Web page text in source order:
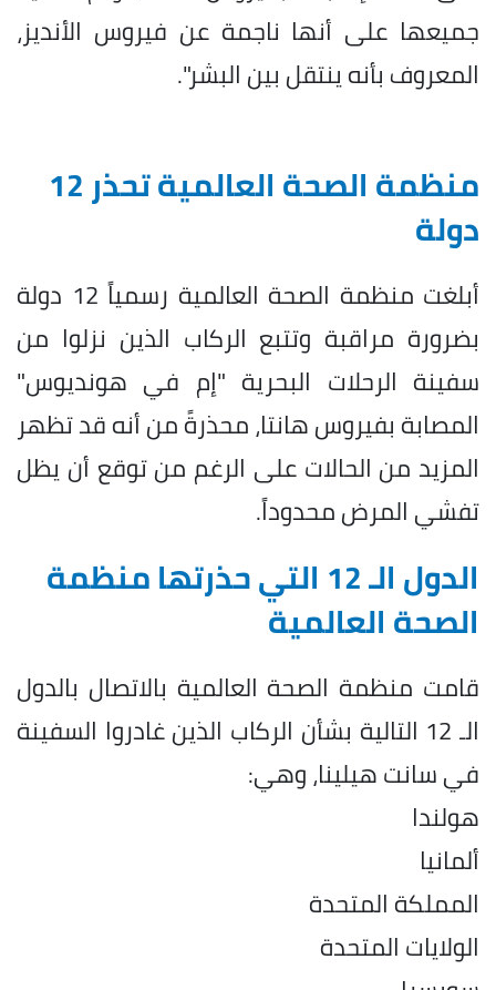
جميعها على أنها ناجمة عن فيروس الأنديز،
المعروف بأنه ينتقل بين البشر".
منظمة الصحة العالمية تحذر 12
دولة
أبلغت منظمة الصحة العالمية رسمياً 12 دولة
بضرورة مراقبة وتتبع الركاب الذين نزلوا من
سفينة الرحلات البحرية "إم في هونديوس"
المصابة بفيروس هانتا، محذرةً من أنه قد تظهر
المزيد من الحالات على الرغم من توقع أن يظل
تفشي المرض محدوداً.
الدول الـ 12 التي حذرتها منظمة
الصحة العالمية
قامت منظمة الصحة العالمية بالاتصال بالدول
الـ 12 التالية بشأن الركاب الذين غادروا السفينة
في سانت هيلينا، وهي:
هولندا
ألمانيا
المملكة المتحدة
الولايات المتحدة